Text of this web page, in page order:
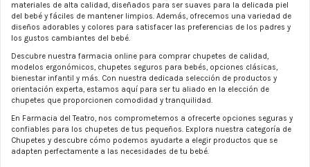
materiales de alta calidad, diseñados para ser suaves para la delicada piel
del bebé y fáciles de mantener limpios. Además, ofrecemos una variedad de
diseños adorables y colores para satisfacer las preferencias de los padres y
los gustos cambiantes del bebé.
Descubre nuestra farmacia online para comprar chupetes de calidad,
modelos ergonómicos, chupetes seguros para bebés, opciones clásicas,
bienestar infantil y más. Con nuestra dedicada selección de productos y
orientación experta, estamos aquí para ser tu aliado en la elección de
chupetes que proporcionen comodidad y tranquilidad.
En Farmacia del Teatro, nos comprometemos a ofrecerte opciones seguras y
confiables para los chupetes de tus pequeños. Explora nuestra categoría de
Chupetes y descubre cómo podemos ayudarte a elegir productos que se
adapten perfectamente a las necesidades de tu bebé.